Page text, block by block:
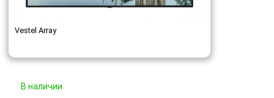
Vestel Array
В наличии